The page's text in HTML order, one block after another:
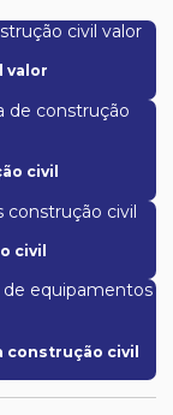
valor
civil
civil
construção civil